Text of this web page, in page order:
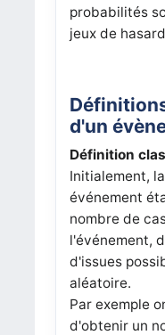
probabilités
jeux de
d'un
Définition
Initialement,
événement
nombre de
l'événement,
d'issues
aléatoire.
Par exemple
d'obtenir un